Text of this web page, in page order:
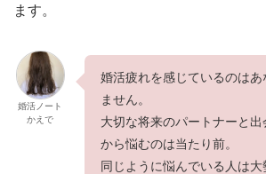
ます。
婚活ノート
かえで
婚活疲れを感じているのはあ
ません。
大切な将来のパートナーと
から悩むのは当たり前。
同じように悩んでいる人は